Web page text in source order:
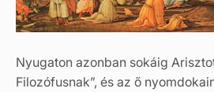
Nyugaton azonban sokáig
Filozófusnak”, és az ő